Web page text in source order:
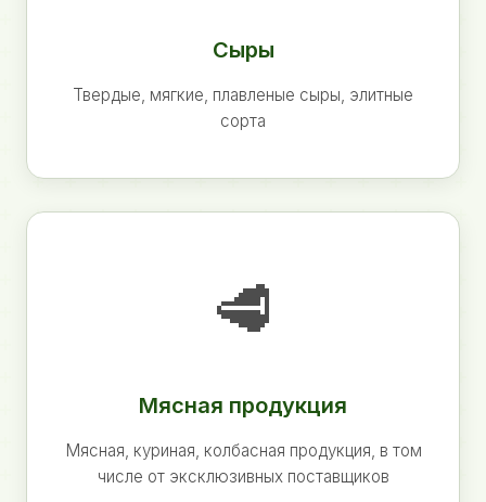
Сыры
Твердые, мягкие, плавленые сыры, элитные
сорта
🥩
Мясная продукция
Мясная, куриная, колбасная продукция, в том
числе от эксклюзивных поставщиков